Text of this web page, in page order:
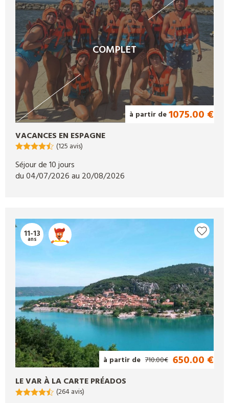
COMPLET
à partir de1075.00 €
VACANCES EN ESPAGNE
(125 avis)
Séjour de 10 jours
du 04/07/2026 au 20/08/2026
11-13
ans
à partir de 710.00€ 650.00 €
LE VAR À LA CARTE PRÉADOS
(264 avis)